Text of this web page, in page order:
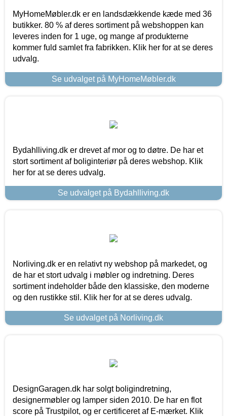
MyHomeMøbler.dk er en landsdækkende kæde med 36
butikker. 80 % af deres sortiment på webshoppen kan
leveres inden for 1 uge, og mange af produkterne
kommer fuld samlet fra fabrikken. Klik her for at se deres
udvalg.
Se udvalget på MyHomeMøbler.dk
Bydahlliving.dk er drevet af mor og to døtre. De har et
stort sortiment af boliginteriør på deres webshop. Klik
her for at se deres udvalg.
Se udvalget på Bydahlliving.dk
Norliving.dk er en relativt ny webshop på markedet, og
de har et stort udvalg i møbler og indretning. Deres
sortiment indeholder både den klassiske, den moderne
og den rustikke stil. Klik her for at se deres udvalg.
Se udvalget på Norliving.dk
DesignGaragen.dk har solgt boligindretning,
designermøbler og lamper siden 2010. De har en flot
score på Trustpilot, og er certificeret af E-mærket. Klik